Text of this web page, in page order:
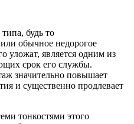
будь то
обычное недорогое
уложат, является одним из
срок его службы.
значительно повышает
и существенно продлевает
тонкостями этого